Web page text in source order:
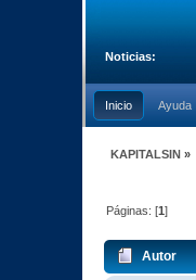
Noticias:
Inicio Ayuda
KAPITALSIN »
Páginas: [1]
Autor